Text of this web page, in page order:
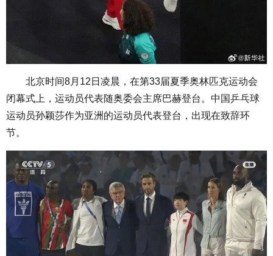
北京时间8月12日凌晨，在第33届夏季奥林匹克运动会
闭幕式上，运动员代表随奥委会主席巴赫登台。中国乒乓球
运动员孙颖莎作为亚洲的运动员代表登台，出现在致辞环
节。